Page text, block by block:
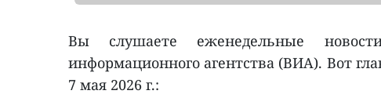
Вы слушаете еженедельные
информационного агентства (ВИА). Вот
7 мая 2026 г.: